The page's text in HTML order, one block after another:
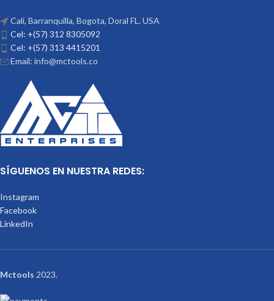
Cali, Barranquilla, Bogota, Doral FL. USA
Cel: +(57) 312 8305092
Cel: +(57) 313 4415201
Email: info@mctools.co
SÍGUENOS EN NUESTRA REDES:
Instagram
Facebook
LinkedIn
Mctools 2023.